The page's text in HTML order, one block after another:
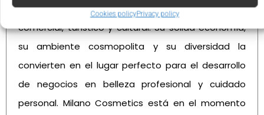
Cookies policyPrivacy policy
con un dinamismo creciente en sus sectores
comercial, turístico y cultural. Su sólida economía,
su ambiente cosmopolita y su diversidad la
convierten en el lugar perfecto para el desarrollo
de negocios en belleza profesional y cuidado
personal. Milano Cosmetics está en el momento